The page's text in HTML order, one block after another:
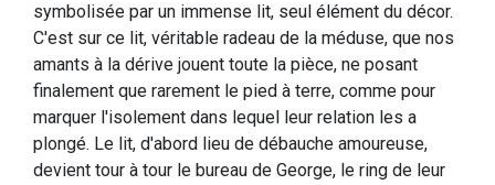
symbolisée par un immense lit, seul élément du décor.
C'est sur ce lit, véritable radeau de la méduse, que nos
amants à la dérive jouent toute la pièce, ne posant
finalement que rarement le pied à terre, comme pour
marquer l'isolement dans lequel leur relation les a
plongé. Le lit, d'abord lieu de débauche amoureuse,
devient tour à tour le bureau de George, le ring de leur